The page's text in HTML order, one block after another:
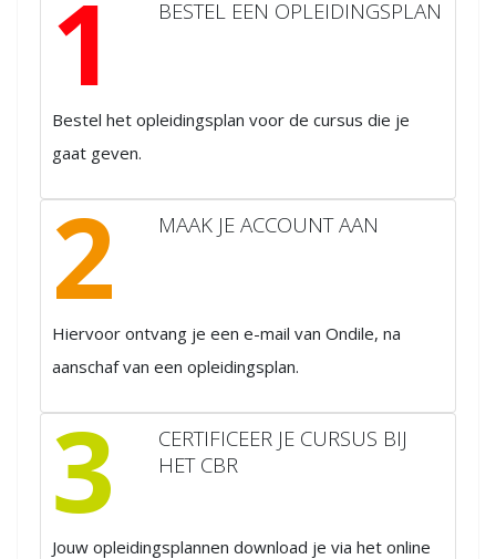
1 BESTEL EEN OPLEIDINGSPLAN
Bestel het opleidingsplan voor de cursus die je
gaat geven.
2 MAAK JE ACCOUNT AAN
Hiervoor ontvang je een e-mail van Ondile, na
aanschaf van een opleidingsplan.
3
CERTIFICEER JE CURSUS BIJ
HET CBR
Jouw opleidingsplannen download je via het online